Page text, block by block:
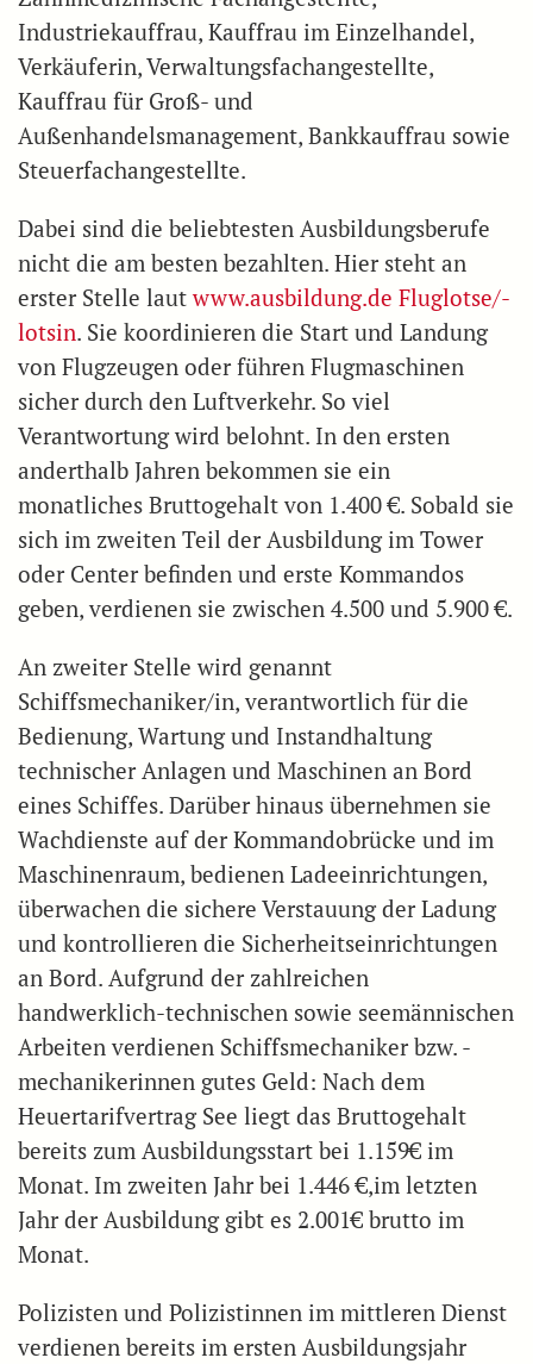
Industriekauffrau, Kauffrau im Einzelhandel,
Verkäuferin, Verwaltungsfachangestellte,
Kauffrau für Groß- und
Außenhandelsmanagement, Bankkauffrau sowie
Steuerfachangestellte.
Dabei sind die beliebtesten Ausbildungsberufe
nicht die am besten bezahlten. Hier steht an
erster Stelle lautwww.ausbildung.de Fluglotse/-
lotsin. Sie koordinieren die Start und Landung
von Flugzeugen oder führen Flugmaschinen
sicher durch den Luftverkehr. So viel
Verantwortung wird belohnt. In den ersten
anderthalb Jahren bekommen sie ein
monatliches Bruttogehalt von 1.400 €. Sobald sie
sich im zweiten Teil der Ausbildung im Tower
oder Center befinden und erste Kommandos
geben, verdienen sie zwischen 4.500 und 5.900 €.
An zweiter Stelle wird genannt
Schiffsmechaniker/in, verantwortlich für die
Bedienung, Wartung und Instandhaltung
technischer Anlagen und Maschinen an Bord
eines Schiffes. Darüber hinaus übernehmen sie
Wachdienste auf der Kommandobrücke und im
Maschinenraum, bedienen Ladeeinrichtungen,
überwachen die sichere Verstauung der Ladung
und kontrollieren die Sicherheitseinrichtungen
an Bord. Aufgrund der zahlreichen
handwerklich-technischen sowie seemännischen
Arbeiten verdienen Schiffsmechaniker bzw. -
mechanikerinnen gutes Geld: Nach dem
Heuertarifvertrag See liegt das Bruttogehalt
bereits zum Ausbildungsstart bei 1.159€ im
Monat. Im zweiten Jahr bei 1.446 €,im letzten
Jahr der Ausbildung gibt es 2.001€ brutto im
Monat.
Polizisten und Polizistinnen im mittleren Dienst
verdienen bereits im ersten Ausbildungsjahr